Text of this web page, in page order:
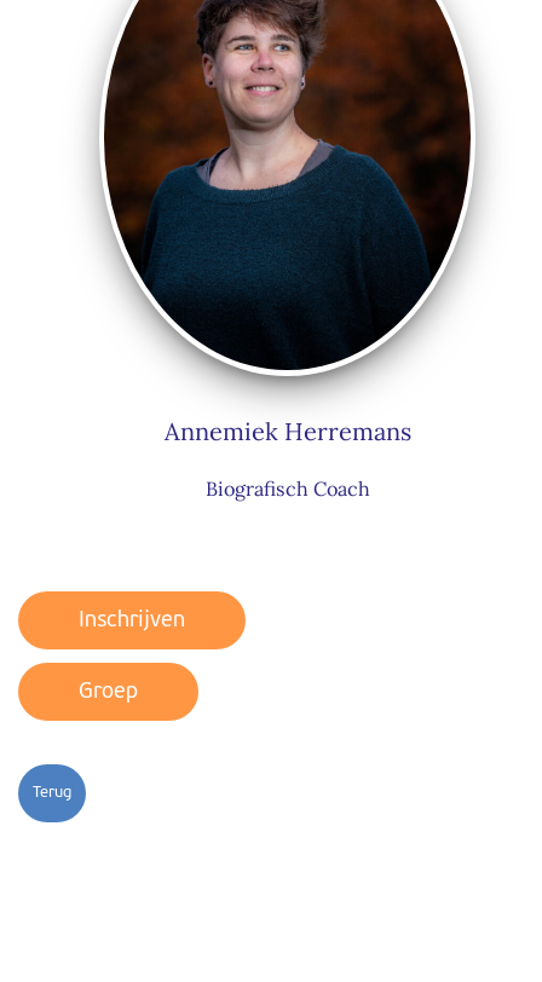
Annemiek Herremans
Biografisch Coach
Inschrijven
Groep
Terug